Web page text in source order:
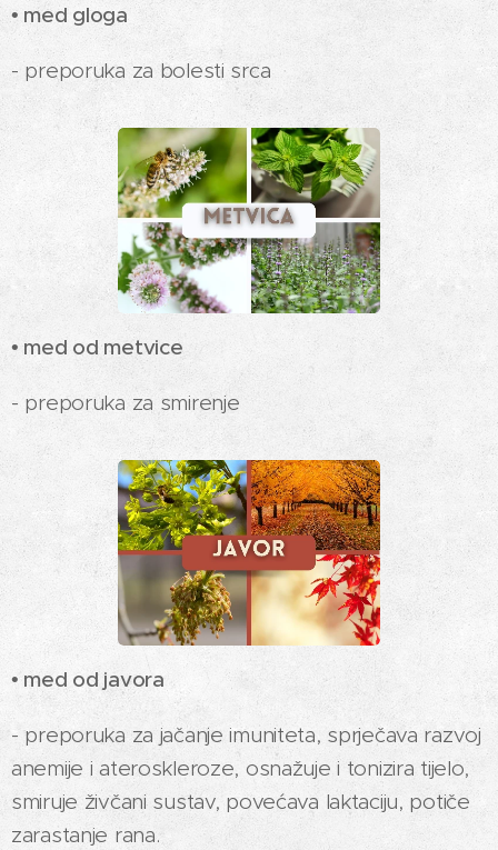
• med gloga
- preporuka za bolesti srca
• med od metvice
- preporuka za smirenje
• med od javora
- preporuka za jačanje imuniteta, sprječava razvoj
anemije i ateroskleroze, osnažuje i tonizira tijelo,
smiruje živčani sustav, povećava laktaciju, potiče
zarastanje rana.